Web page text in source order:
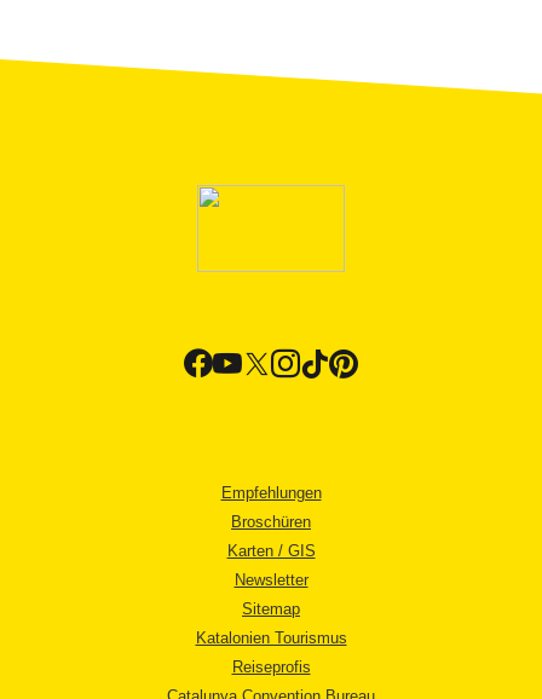
Empfehlungen
Broschüren
Karten / GIS
Newsletter
Sitemap
Katalonien Tourismus
Reiseprofis